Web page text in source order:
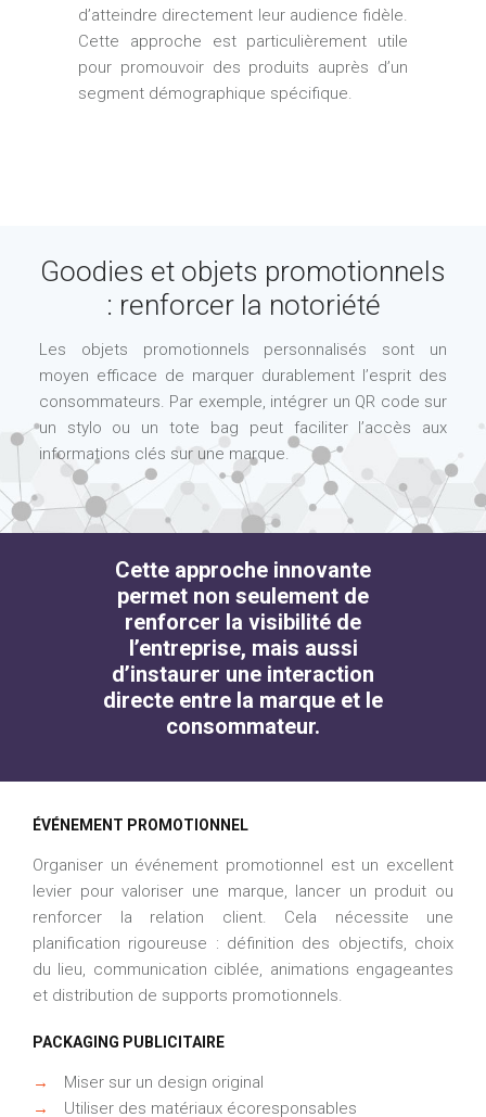
d’atteindre directement leur audience fidèle.
Cette approche est particulièrement utile
pour promouvoir des produits auprès d’un
segment démographique spécifique.
Goodies et objets promotionnels
: renforcer la notoriété
Les objets promotionnels personnalisés sont un
moyen efficace de marquer durablement l’esprit des
consommateurs. Par exemple, intégrer un QR code sur
un stylo ou un tote bag peut faciliter l’accès aux
informations clés sur une marque.
Cette approche innovante
permet non seulement de
renforcer la visibilité de
l’entreprise, mais aussi
d’instaurer une interaction
directe entre la marque et le
consommateur.
ÉVÉNEMENT PROMOTIONNEL
Organiser un événement promotionnel est un excellent
levier pour valoriser une marque, lancer un produit ou
renforcer la relation client. Cela nécessite une
planification rigoureuse : définition des objectifs, choix
du lieu, communication ciblée, animations engageantes
et distribution de supports promotionnels.
PACKAGING PUBLICITAIRE
→
Miser sur un design original
→
Utiliser des matériaux écoresponsables